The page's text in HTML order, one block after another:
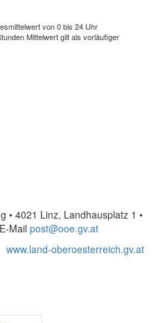
von 0 bis 24 Uhr
Mittelwert gilt als vorläufiger
• 4021 Linz, Landhausplatz 1 •
Mail post@ooe.gv.at
www.land-oberoesterreich.gv.at